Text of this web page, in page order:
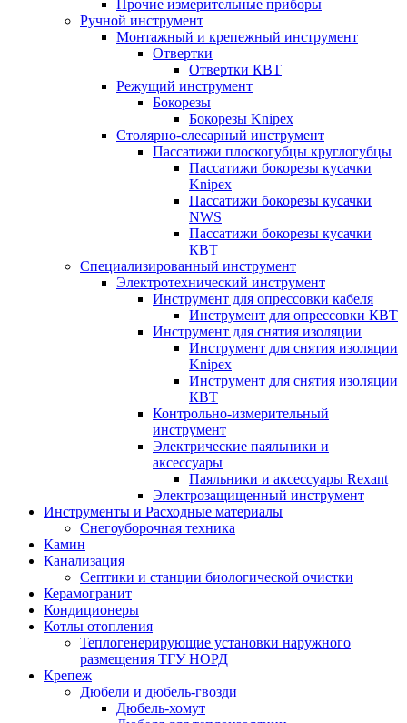
Прочие измерительные приборы
Ручной инструмент
Монтажный и крепежный инструмент
Отвертки
Отвертки КВТ
Режущий инструмент
Бокорезы
Бокорезы Knipex
Столярно-слесарный инструмент
Пассатижи плоскогубцы круглогубцы
Пассатижи бокорезы кусачки
Knipex
Пассатижи бокорезы кусачки
NWS
Пассатижи бокорезы кусачки
КВТ
Специализированный инструмент
Электротехнический инструмент
Инструмент для опрессовки кабеля
Инструмент для опрессовки КВТ
Инструмент для снятия изоляции
Инструмент для снятия изоляции
Knipex
Инструмент для снятия изоляции
КВТ
Контрольно-измерительный
инструмент
Электрические паяльники и
аксессуары
Паяльники и аксессуары Rexant
Электрозащищенный инструмент
Инструменты и Расходные материалы
Снегоуборочная техника
Камин
Канализация
Септики и станции биологической очистки
Керамогранит
Кондиционеры
Котлы отопления
Теплогенерирующие установки наружного
размещения ТГУ НОРД
Крепеж
Дюбели и дюбель-гвозди
Дюбель-хомут